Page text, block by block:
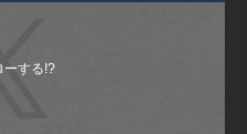
ーする!?